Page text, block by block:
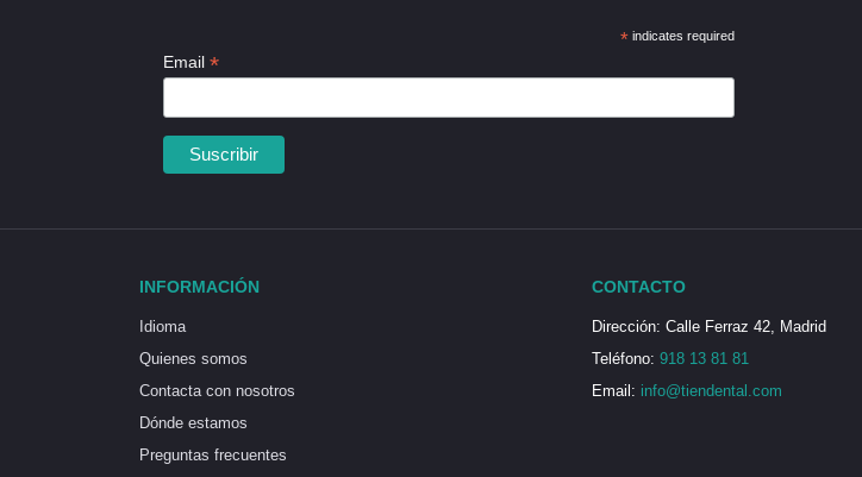
* indicates required
Email *
INFORMACIÓN
Idioma
Quienes somos
Contacta con nosotros
Dónde estamos
Preguntas frecuentes
CONTACTO
Dirección: Calle Ferraz 42, Madrid
Teléfono: 918 13 81 81
Email: info@tiendental.com